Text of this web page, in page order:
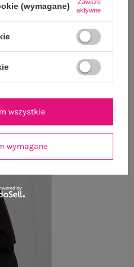
STYLIZACJI
(wymagane)
Zawsze
aktywne
wymagane
wszystkie